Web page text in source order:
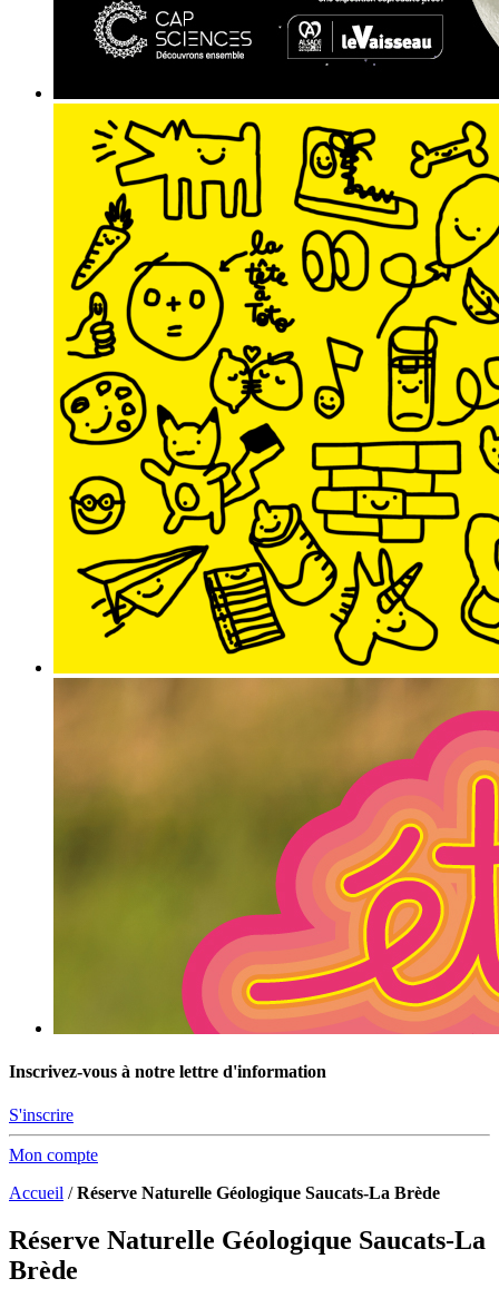
Inscrivez-vous à notre lettre d'information
S'inscrire
Mon compte
Accueil /Réserve Naturelle Géologique Saucats-La Brède
Réserve Naturelle Géologique Saucats-La
Brède